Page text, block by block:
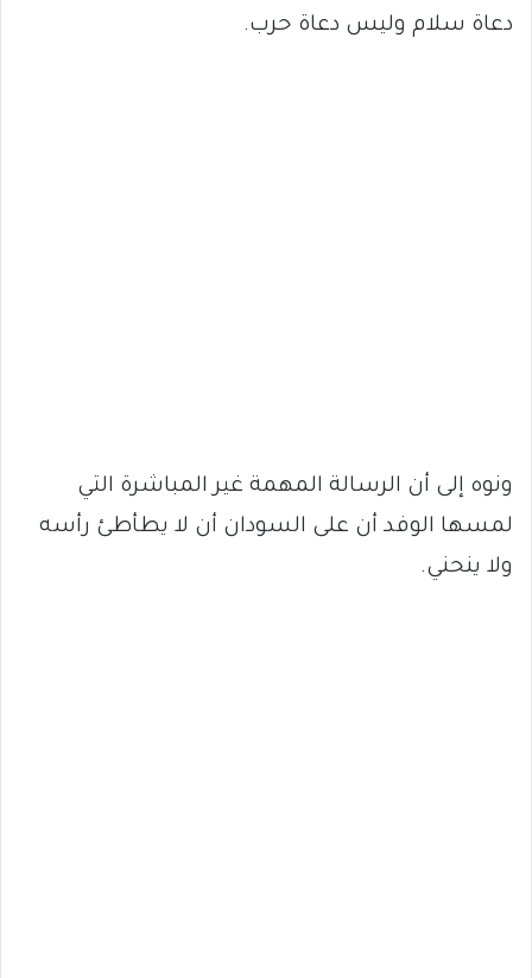
دعاة سلام وليس دعاة حرب.
ونوه إلى أن الرسالة المهمة غير المباشرة التي
لمسها الوفد أن على السودان أن لا يطأطئ رأسه
ولا ينحني.